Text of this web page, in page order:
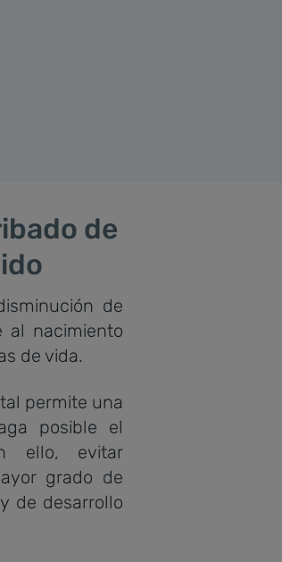
de
de
al nacimiento
de vida.
permite una
posible el
ello, evitar
grado de
de desarrollo